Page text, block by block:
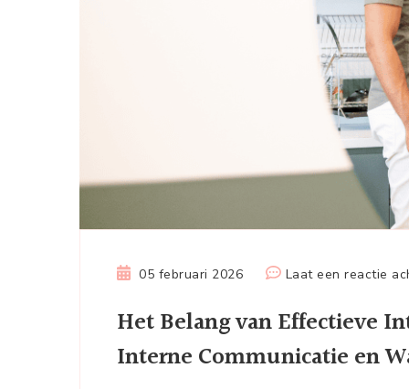
05 februari 2026 Laat een reactie
Het Belang van Effectieve
Interne Communicatie en